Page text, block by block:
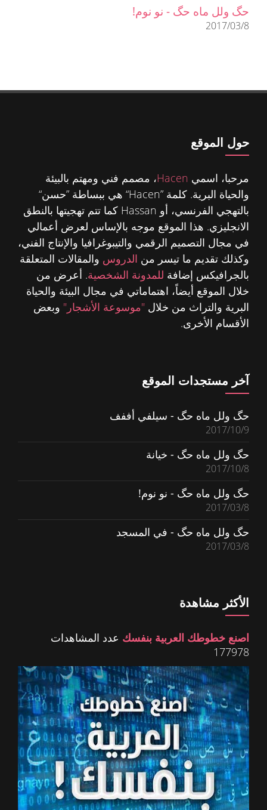
حگ ولل ماه حگ - نو نوم!
2017/03/8
حول الموقع
مرحبا، اسمي Hacen، مصمم فني ومهتم بالبيئة
والحياة البرية. كلمة ”Hacen“ هي ببساطة ”حسن“
بالتهجي الفرنسي، أو Hassan كما تتم تهجيتها بالنطق
الانجليزي. هذا الموقع موجه بالإساس لعرض أعمالي
في مجال التصميم الرقمي والتيبوغرافيا والإنتاج الفني،
وكذلك تقديم ما تيسر من الدروس والمقالات المتعلقة
بالجرافيكس إضافة للمدونة الشخصية. أعرض من
خلال الموقع أيضاً، اهتماماتي في مجال البيئة والحياة
البرية والتراث من خلال "موسوعة الأشجار" وبعض
الأقسام الأخرى.
آخر مستجدات الموقع
حگ ولل ماه حگ - سيلفي أففف
2017/10/9
حگ ولل ماه حگ - خيانة
2017/10/8
حگ ولل ماه حگ - نو نوم!
2017/03/8
حگ ولل ماه حگ - في المسجد
2017/03/8
الأكثر مشاهدة
اصنع خطوطك العربية بنفسك عدد المشاهدات
177978